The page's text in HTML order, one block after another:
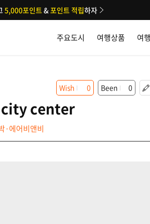
주요도시 여행상품 여
5,000포인트&포인트 적립하자
center
·에어비앤비
Wish 0 Been 0